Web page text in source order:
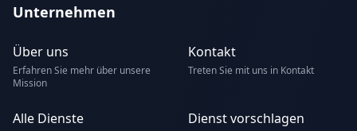
Unternehmen
Über uns
Erfahren Sie mehr über unsere
Mission
Kontakt
Treten Sie mit uns in Kontakt
Alle Dienste Dienst vorschlagen